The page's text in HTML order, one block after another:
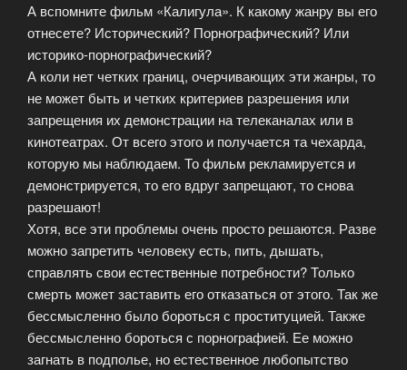
А вспомните фильм «Калигула». К какому жанру вы его
отнесете? Исторический? Порнографический? Или
историко-порнографический?
А коли нет четких границ, очерчивающих эти жанры, то
не может быть и четких критериев разрешения или
запрещения их демонстрации на телеканалах или в
кинотеатрах. От всего этого и получается та чехарда,
которую мы наблюдаем. То фильм рекламируется и
демонстрируется, то его вдруг запрещают, то снова
разрешают!
Хотя, все эти проблемы очень просто решаются. Разве
можно запретить человеку есть, пить, дышать,
справлять свои естественные потребности? Только
смерть может заставить его отказаться от этого. Так же
бессмысленно было бороться с проституцией. Также
бессмысленно бороться с порнографией. Ее можно
загнать в подполье, но естественное любопытство